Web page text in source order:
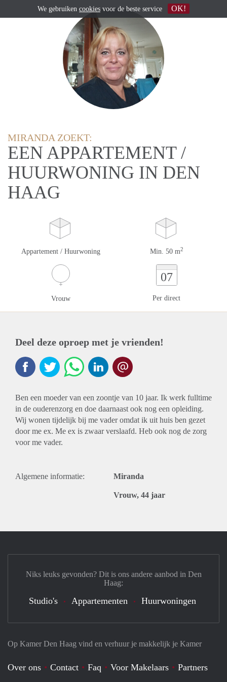
MIRANDA ZOEKT:
EEN APPARTEMENT /
HUURWONING IN DEN
HAAG
Appartement / Huurwoning Min. 50 m2
Vrouw
07
Per direct
Deel deze oproep met je vrienden!
Ben een moeder van een zoontje van 10 jaar. Ik werk fulltime
in de ouderenzorg en doe daarnaast ook nog een opleiding.
Wij wonen tijdelijk bij me vader omdat ik uit huis ben gezet
door me ex. Me ex is zwaar verslaafd. Heb ook nog de zorg
voor me vader.
Algemene informatie: Miranda
Vrouw, 44 jaar
Op Kamer Den Haag vind en verhuur je makkelijk je Kamer
Over ons Contact Faq Voor Makelaars Partners
Niks leuks gevonden? Dit is ons andere aanbod in Den
Haag:
Studio's Appartementen Huurwoningen
We gebruiken cookies voor de beste service OK!